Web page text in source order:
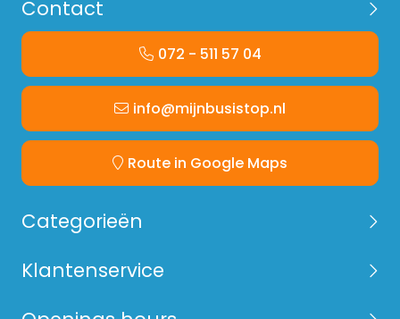
Contact
072 - 511 57 04
info@mijnbusistop.nl
Route in Google Maps
Categorieën
Klantenservice